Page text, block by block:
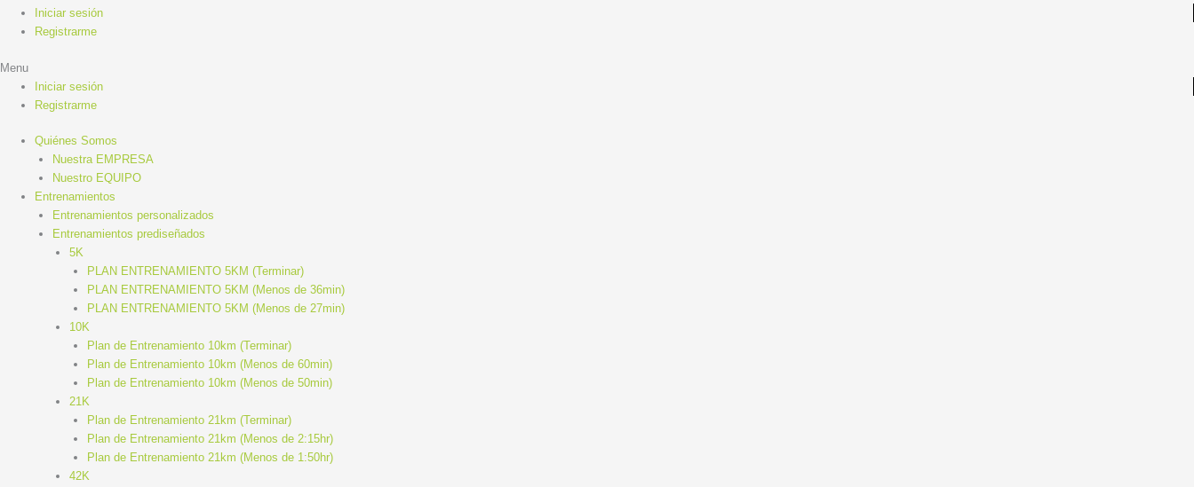
Iniciar sesión
Registrarme
Menu
Iniciar sesión
Registrarme
Quiénes Somos
Nuestra EMPRESA
Nuestro EQUIPO
Entrenamientos
Entrenamientos personalizados
Entrenamientos prediseñados
5K
PLAN ENTRENAMIENTO 5KM (Terminar)
PLAN ENTRENAMIENTO 5KM (Menos de 36min)
PLAN ENTRENAMIENTO 5KM (Menos de 27min)
10K
Plan de Entrenamiento 10km (Terminar)
Plan de Entrenamiento 10km (Menos de 60min)
Plan de Entrenamiento 10km (Menos de 50min)
21K
Plan de Entrenamiento 21km (Terminar)
Plan de Entrenamiento 21km (Menos de 2:15hr)
Plan de Entrenamiento 21km (Menos de 1:50hr)
42K